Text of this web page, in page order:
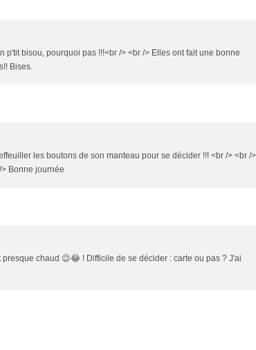
p'tit bisou, pourquoi pas !!!<br /> <br /> Elles ont fait une bonne
Bises.
les boutons de son manteau pour se décider !!! <br /> <br />
Bonne journée
chaud 😉😂 ! Difficile de se décider : carte ou pas ? J'ai